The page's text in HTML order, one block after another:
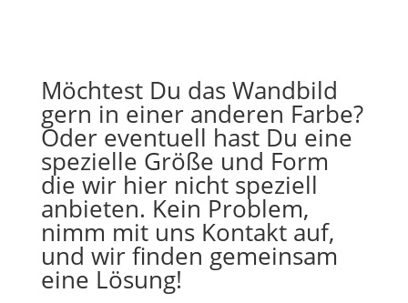
Möchtest Du das Wandbild
gern in einer anderen Farbe?
Oder eventuell hast Du eine
spezielle Größe und Form
die wir hier nicht speziell
anbieten. Kein Problem,
nimm mit uns Kontakt auf,
und wir finden gemeinsam
eine Lösung!